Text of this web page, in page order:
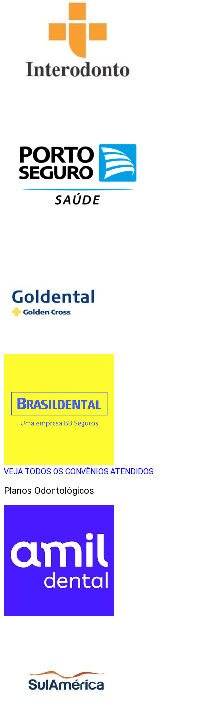
VEJA TODOS OS CONVÊNIOS ATENDIDOS
Planos Odontológicos